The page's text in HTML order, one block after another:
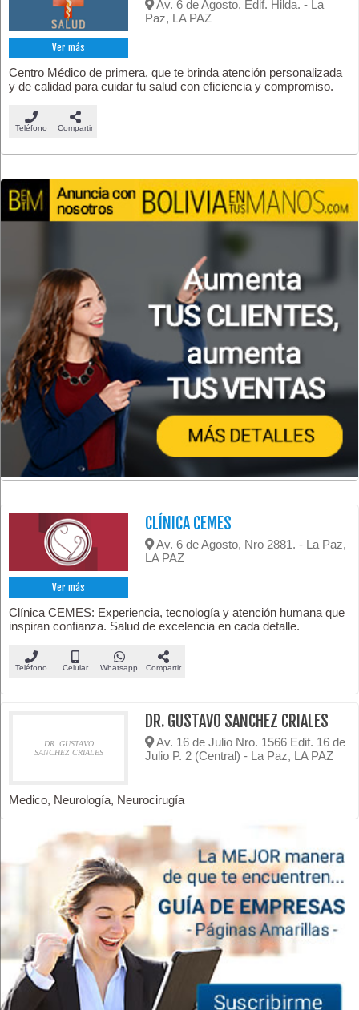
Ver más
Av. 6 de Agosto, Edif. Hilda. - La
Paz, LA PAZ
Centro Médico de primera, que te brinda atención personalizada
y de calidad para cuidar tu salud con eficiencia y compromiso.
Teléfono Compartir
Ver más
CLÍNICA CEMES
Av. 6 de Agosto, Nro 2881. - La Paz,
LA PAZ
Clínica CEMES: Experiencia, tecnología y atención humana que
inspiran confianza. Salud de excelencia en cada detalle.
Teléfono Celular Whatsapp Compartir
DR. GUSTAVO
SANCHEZ CRIALES
DR. GUSTAVO SANCHEZ CRIALES
Av. 16 de Julio Nro. 1566 Edif. 16 de
Julio P. 2 (Central) - La Paz, LA PAZ
Medico, Neurología, Neurocirugía